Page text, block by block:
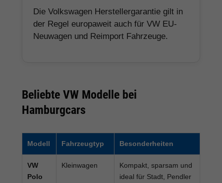
Die Volkswagen Herstellergarantie gilt in
der Regel europaweit auch für VW EU-
Neuwagen und Reimport Fahrzeuge.
Beliebte VW Modelle bei
Hamburgcars
Modell Fahrzeugtyp Besonderheiten
VW
Polo
Kleinwagen
Kompakt, sparsam und
ideal für Stadt, Pendler